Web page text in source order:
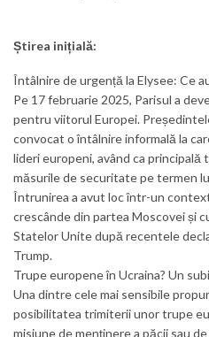
Știrea inițială:
Întâlnire de urgență la Elysee: Ce
Pe 17 februarie 2025, Parisul a
pentru viitorul Europei.
convocat o întâlnire informală la
lideri europeni, având ca
măsurile de securitate pe termen
Întrunirea a avut loc într-un
crescânde din partea Moscovei și
Statelor Unite după recentele
Trump.
Trupe europene în Ucraina? Un
Una dintre cele mai sensibile
posibilitatea trimiterii unor trupe
misiune de menținere a păcii sau